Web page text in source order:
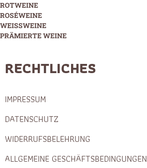
ROTWEINE
ROSÉWEINE
WEISSWEINE
PRÄMIERTE WEINE
RECHTLICHES
IMPRESSUM
DATENSCHUTZ
WIDERRUFSBELEHRUNG
ALLGEMEINE GESCHÄFTSBEDINGUNGEN